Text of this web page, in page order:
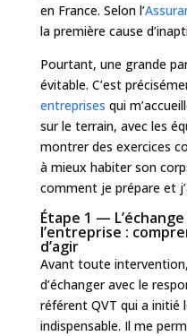
en France. Selon l’
la première cause
Pourtant, une grande
évitable. C’est
entreprises qui
sur le terrain, avec les
montrer des exercices
à mieux habiter son
comment je prépare et
Étape 1 —
l’entreprise :
d’agir
Avant toute
d’échanger avec le
référent QVT qui a initié
indispensable. Il me